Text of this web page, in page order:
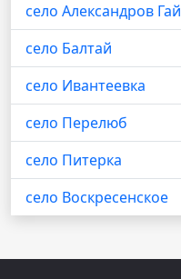
село Александров Гай
село Балтай
село Ивантеевка
село Перелюб
село Питерка
село Воскресенское